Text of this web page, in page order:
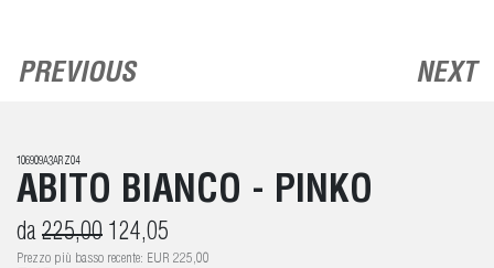
PREVIOUS NEXT
106909A3ARZ04
ABITO BIANCO - PINKO
da 225,00 124,05
Prezzo più basso recente: EUR 225,00